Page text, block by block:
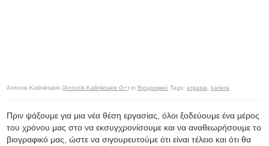
Antonis Kaliniktakis (Antonis Kaliniktakis G+) in Βιογραφικό Tags:ergasia ,kariera
Πριν ψάξουμε για μια νέα θέση εργασίας, όλοι ξοδεύουμε ένα μέρος
του χρόνου μας στο να εκσυγχρονίσουμε και να αναθεωρήσουμε το
βιογραφικό μας, ώστε να σιγουρευτούμε ότι είναι τέλειο και ότι θα